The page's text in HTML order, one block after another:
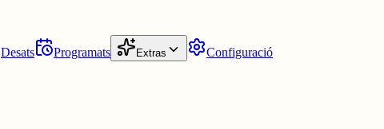
Desats Programats Extras
Configuració